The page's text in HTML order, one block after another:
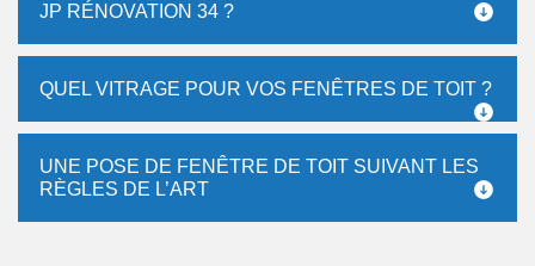
JP RÉNOVATION 34 ?
QUEL VITRAGE POUR VOS FENÊTRES DE TOIT ?
UNE POSE DE FENÊTRE DE TOIT SUIVANT LES
RÈGLES DE L’ART